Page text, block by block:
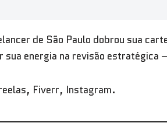
de São Paulo dobrou sua
energia na revisão estratégica
Fiverr, Instagram.